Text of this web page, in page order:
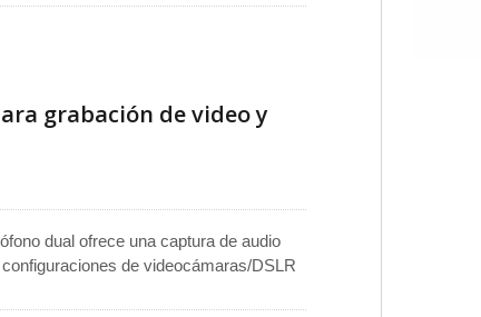
con montura de zapata
grabación de video y
dual ofrece una captura de audio
de videocámaras/DSLR